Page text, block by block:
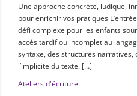
Une approche concrète, ludique,
pour enrichir vos pratiques
défi complexe pour les enfants
accès tardif ou incomplet au
syntaxe, des structures
l’implicite du texte. […]
Ateliers d'écriture